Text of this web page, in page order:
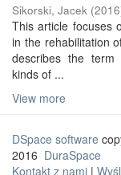
Sikorski, Jacek (2016
This article focuses
in the rehabilitation
describes the term
kinds of ...
View more
DSpace software
2016 DuraSpace
Kontakt z nami |